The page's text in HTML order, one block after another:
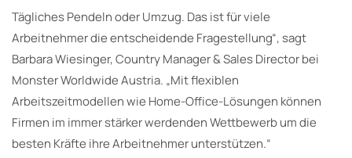
Tägliches Pendeln oder Umzug. Das ist für viele
Arbeitnehmer die entscheidende Fragestellung“, sagt
Barbara Wiesinger, Country Manager & Sales Director bei
Monster Worldwide Austria. „Mit flexiblen
Arbeitszeitmodellen wie Home-Office-Lösungen können
Firmen im immer stärker werdenden Wettbewerb um die
besten Kräfte ihre Arbeitnehmer unterstützen.“